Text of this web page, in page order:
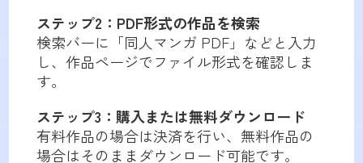
ステップ2：PDF形式の作品を検索
検索バーに「同人マンガ PDF」などと入力
し、作品ページでファイル形式を確認しま
す。
ステップ3：購入または無料ダウンロード
有料作品の場合は決済を行い、無料作品の
場合はそのままダウンロード可能です。